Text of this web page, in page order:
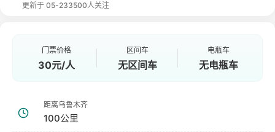
更新于 05-233500人关注
门票价格
30元/人
区间车
无区间车
电瓶车
无电瓶车
距离乌鲁木齐
100公里